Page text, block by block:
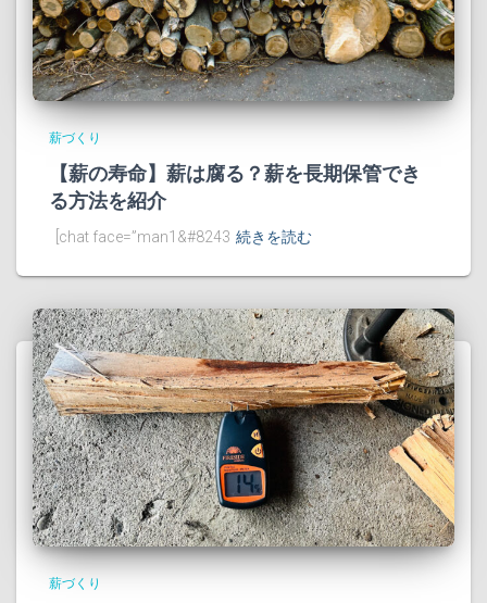
薪づくり
【薪の寿命】薪は腐る？薪を長期保管でき
る方法を紹介
[chat face=”man1&#8243 続きを読む
薪づくり